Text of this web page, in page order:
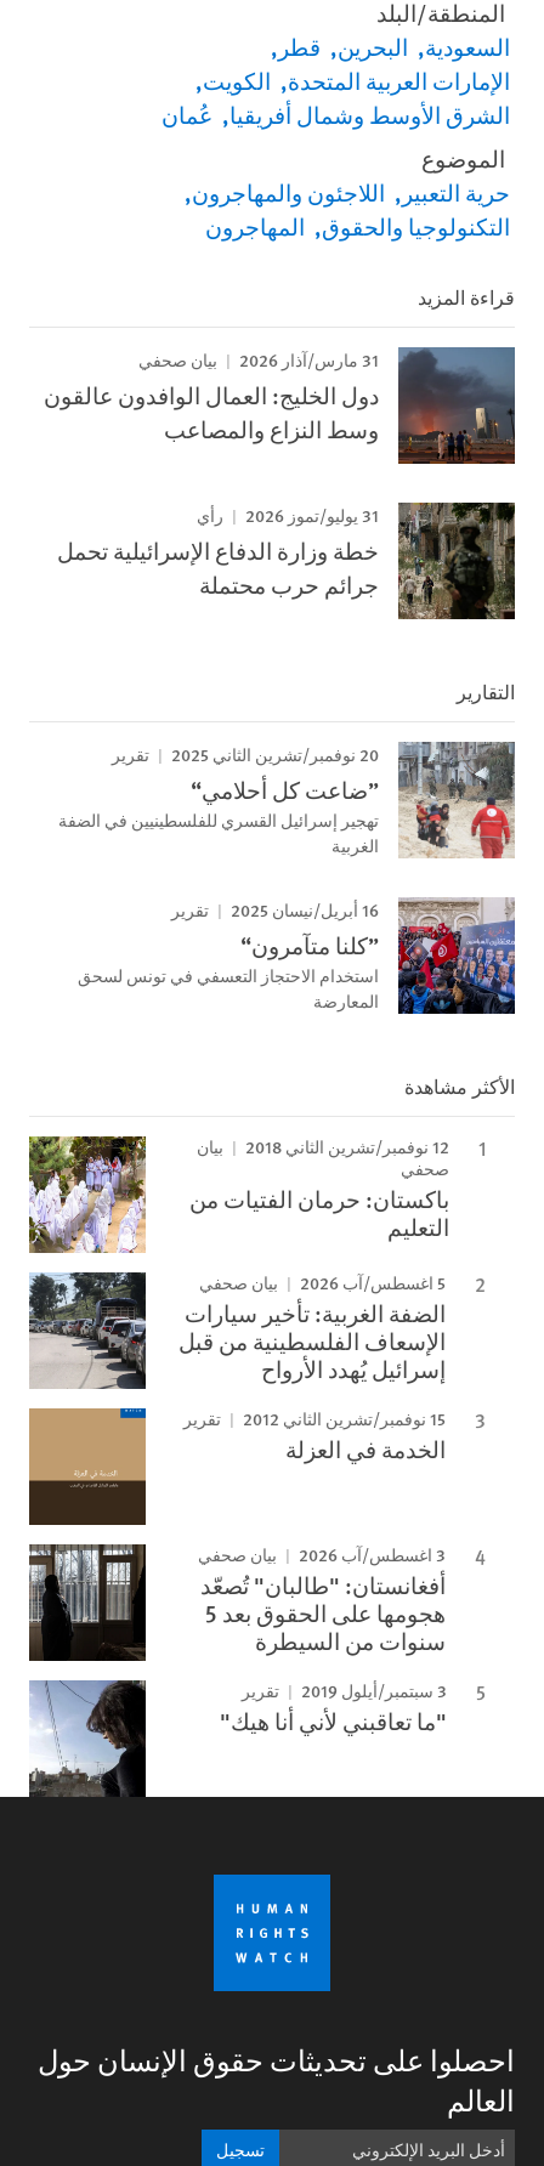
المنطقة/البلد
السعودية البحرين قطر
الإمارات العربية المتحدة الكويت
الشرق الأوسط وشمال أفريقيا عُمان
الموضوع
حرية التعبير
اللاجئون والمهاجرون
التكنولوجيا والحقوق المهاجرون
قراءة المزيد
31 مارس/آذار 2026 بيان صحفي
دول الخليج: العمال الوافدون عالقون
وسط النزاع والمصاعب
31 يوليو/تموز 2026 رأي
خطة وزارة الدفاع الإسرائيلية تحمل
جرائم حرب محتملة
التقارير
20 نوفمبر/تشرين الثاني 2025 تقرير
”ضاعت كل أحلامي“
تهجير إسرائيل القسري للفلسطينيين في الضفة
الغربية
16 أبريل/نيسان 2025 تقرير
”كلنا متآمرون“
استخدام الاحتجاز التعسفي في تونس لسحق
المعارضة
الأكثر مشاهدة
12 نوفمبر/تشرين الثاني 2018
بيان
صحفي
باكستان: حرمان الفتيات من
التعليم
5 اغسطس/آب 2026 بيان صحفي
الضفة الغربية: تأخير سيارات
الإسعاف الفلسطينية من قبل
إسرائيل يُهدد الأرواح
15 نوفمبر/تشرين الثاني 2012 تقرير
الخدمة في العزلة
3 اغسطس/آب 2026 بيان صحفي
أفغانستان: "طالبان" تُصعّد
هجومها على الحقوق بعد 5
سنوات من السيطرة
3 سبتمبر/أيلول 2019 تقرير
"ما تعاقبني لأني أنا هيك"
احصلوا على تحديثات حقوق الإنسان حول
العالم
تسجيل